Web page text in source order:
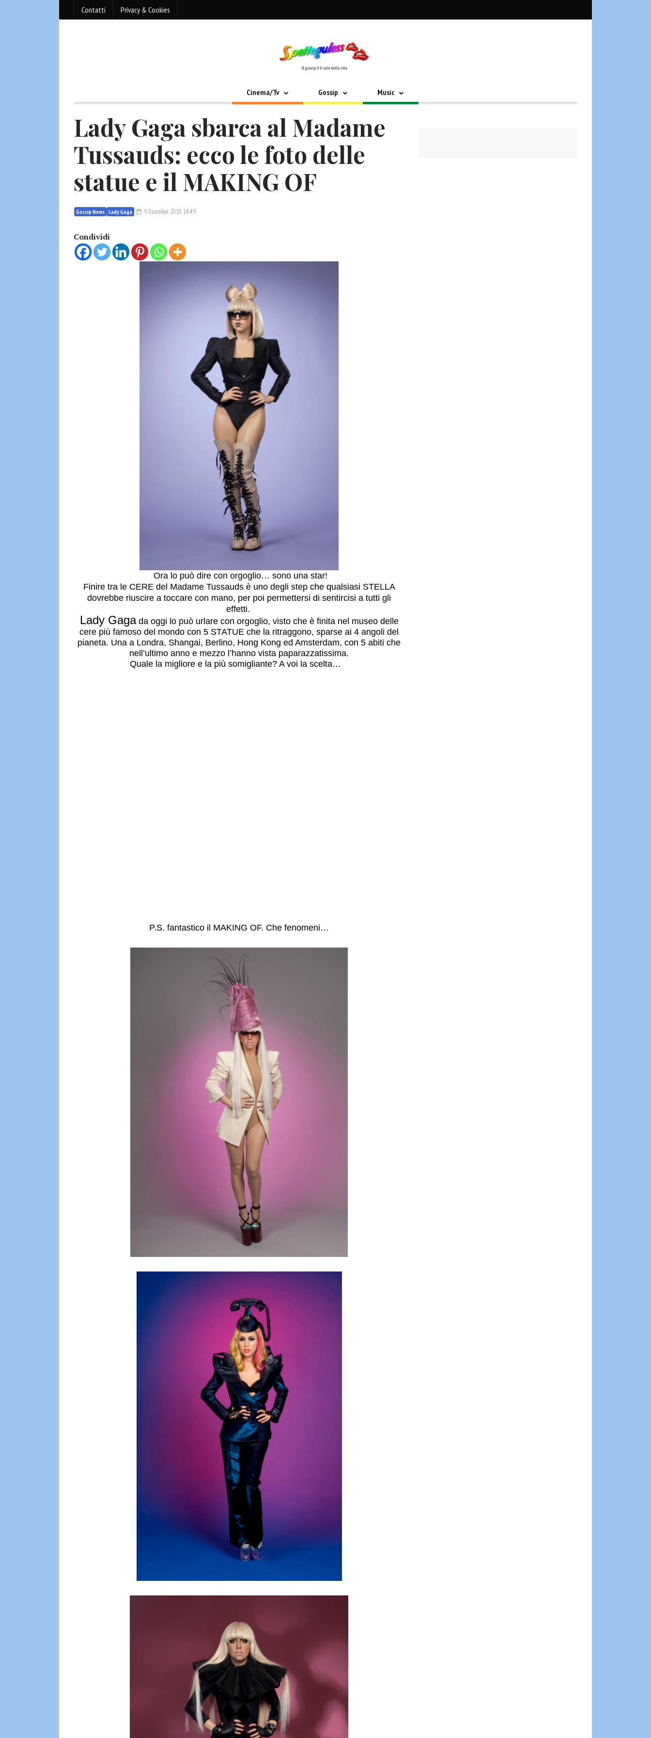
Contatti Privacy & Cookies
Cinema/Tv Gossip Music
Lady Gaga sbarca al Madame
Tussauds: ecco le foto delle
statue e il MAKING OF
Gossip News Lady Gaga 9 Dicembre 2010 14:49
Condividi
Ora lo può dire con orgoglio… sono una star!
Finire tra le CERE del Madame Tussauds è uno degli step che qualsiasi STELLA
dovrebbe riuscire a toccare con mano, per poi permettersi di sentircisi a tutti gli
effetti.
Lady Gagada oggi lo può urlare con orgoglio, visto che è finita nel museo delle
cere più famoso del mondo con 5 STATUE che la ritraggono, sparse ai 4 angoli del
pianeta. Una a Londra, Shangai, Berlino, Hong Kong ed Amsterdam, con 5 abiti che
nell’ultimo anno e mezzo l’hanno vista paparazzatissima.
Quale la migliore e la più somigliante? A voi la scelta…
P.S. fantastico il MAKING OF. Che fenomeni…